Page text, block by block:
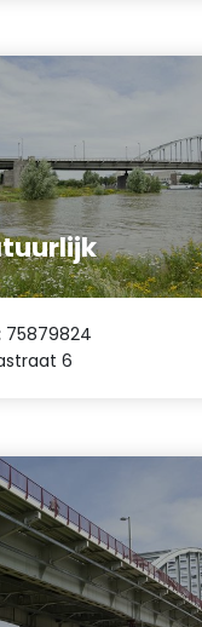
75879824
6